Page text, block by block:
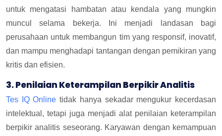
untuk mengatasi hambatan atau kendala yang mungkin
muncul selama bekerja. Ini menjadi landasan bagi
perusahaan untuk membangun tim yang responsif, inovatif,
dan mampu menghadapi tantangan dengan pemikiran yang
kritis dan efisien.
3. Penilaian Keterampilan Berpikir Analitis
Tes IQ Online tidak hanya sekadar mengukur kecerdasan
intelektual, tetapi juga menjadi alat penilaian keterampilan
berpikir analitis seseorang. Karyawan dengan kemampuan